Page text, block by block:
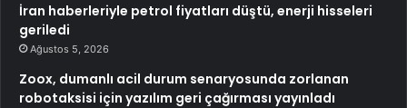
İran haberleriyle petrol fiyatları düştü, enerji hisseleri
geriledi
Ağustos 5, 2026
Zoox, dumanlı acil durum senaryosunda zorlanan
robotaksisi için yazılım geri çağırması yayınladı